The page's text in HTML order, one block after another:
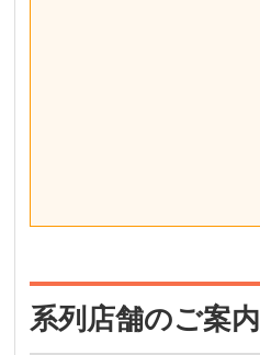
系列店舗のご案内